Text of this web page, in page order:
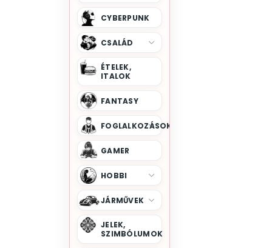
Batman
Birmingham Bandája
Black Adam
Bolondos Dallamok
Bosszúállók
Breaking Bad
Bridgerton Család
Bud Spencer
Cobra Kai
Colombo
Csillagkapu
Die Hard
Disney Gonoszok
Disney Hercegnők
CYBERPUNK
CSALÁD
ÉTELEK,
ITALOK
FANTASY
FOGLALKOZÁSOK
GAMER
HOBBI
JÁRMŰVEK
JELEK,
SZIMBÓLUMOK